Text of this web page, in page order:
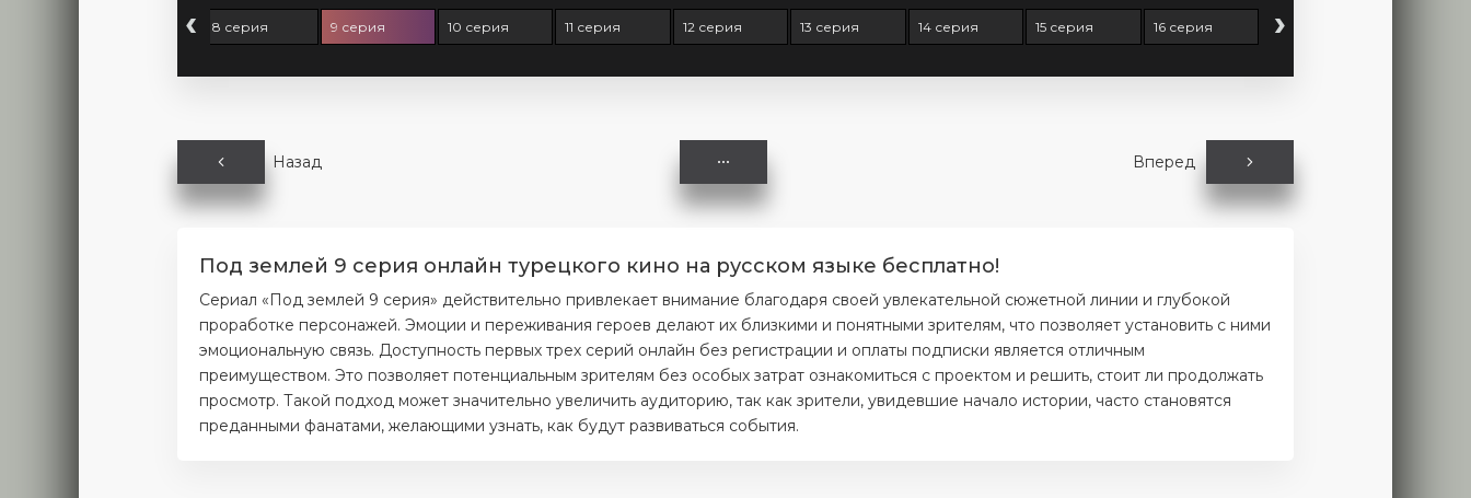
‹ 8 серия 9 серия 10 серия 11 серия 12 серия 13 серия 14 серия 15 серия 16 серия ›
Назад Вперед
Под землей 9 серия онлайн турецкого кино на русском языке бесплатно!
Сериал «Под землей 9 серия» действительно привлекает внимание благодаря своей увлекательной сюжетной линии и глубокой
проработке персонажей. Эмоции и переживания героев делают их близкими и понятными зрителям, что позволяет установить с ними
эмоциональную связь. Доступность первых трех серий онлайн без регистрации и оплаты подписки является отличным
преимуществом. Это позволяет потенциальным зрителям без особых затрат ознакомиться с проектом и решить, стоит ли продолжать
просмотр. Такой подход может значительно увеличить аудиторию, так как зрители, увидевшие начало истории, часто становятся
преданными фанатами, желающими узнать, как будут развиваться события.